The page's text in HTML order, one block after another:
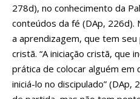
278d), no conhecimento da
conteúdos da fé (DAp, 226d).
a aprendizagem, que tem
cristã. “A iniciação cristã, que
prática de colocar alguém em
iniciá-lo no discipulado”